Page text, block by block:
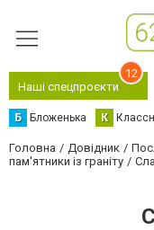
Наші спецпроєкти
12
Б Бложенька К
Головна Довідник
пам'ятники із граніту